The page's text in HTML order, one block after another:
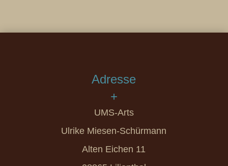
Adresse
+
UMS-Arts
Ulrike Miesen-Schürmann
Alten Eichen 11